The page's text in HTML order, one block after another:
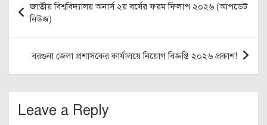
navigation
জাতীয় বিশ্ববিদ্যালয় অনার্স ২য় বর্ষের ফরম ফিলাপ ২০২৬ (আপডেট
নিউজ)
বরগুনা জেলা প্রশাসকের কার্যালয়ে নিয়োগ বিজ্ঞপ্তি ২০২৬ প্রকাশ!
Leave a Reply